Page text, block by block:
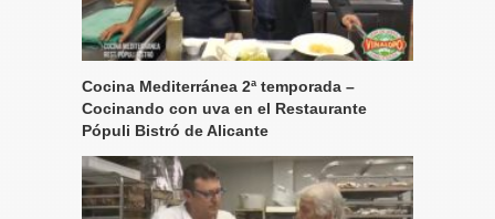
Cocina Mediterránea 2ª temporada –
Cocinando con uva en el Restaurante
Pópuli Bistró de Alicante